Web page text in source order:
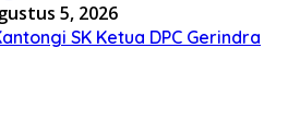
5, 2026
SK Ketua DPC Gerindra